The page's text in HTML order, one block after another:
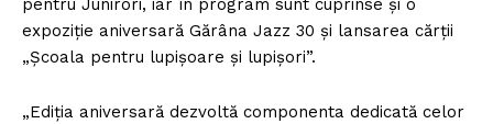
pentru Junirori, iar în program sunt cuprinse şi o
expoziţie aniversară Gărâna Jazz 30 şi lansarea cărţii
„Şcoala pentru lupişoare şi lupişori”.
„Ediţia aniversară dezvoltă componenta dedicată celor